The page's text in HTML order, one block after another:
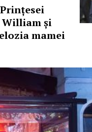
și
mamei